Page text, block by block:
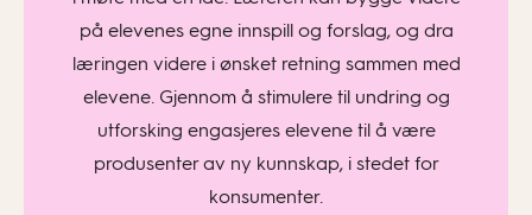
på elevenes egne innspill og forslag, og dra
læringen videre i ønsket retning sammen med
elevene. Gjennom å stimulere til undring og
utforsking engasjeres elevene til å være
produsenter av ny kunnskap, i stedet for
konsumenter.